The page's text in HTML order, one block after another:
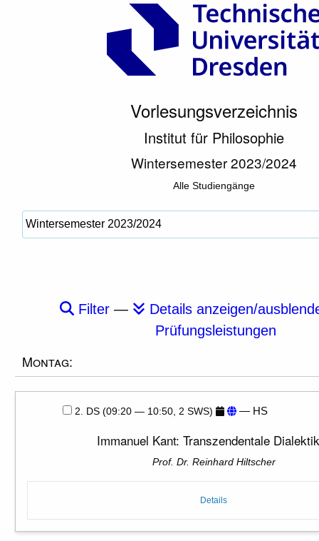
Vorlesungsverzeichnis
Institut für Philosophie
Wintersemester 2023/2024
Alle Studiengänge
Filter —
Details anzeigen/
Prüfungsleistungen
Montag:
2. DS (09:20 — 10:50, 2 SWS) — HS
Immanuel Kant: Transzendentale
Prof. Dr. Reinhard Hiltscher
Details